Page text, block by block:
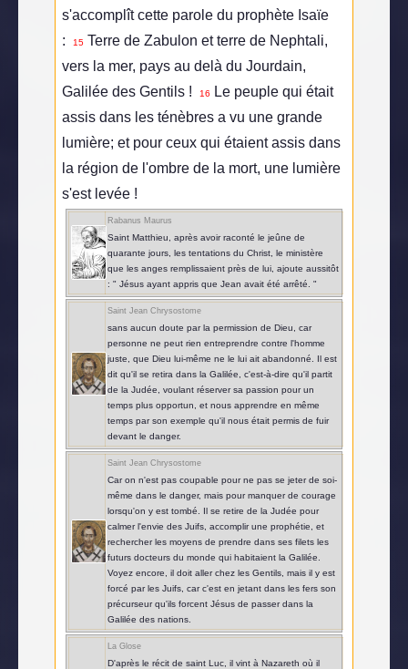
s'accomplît cette parole du prophète Isaïe
:
15 Terre de Zabulon et terre de Nephtali,
vers la mer, pays au delà du Jourdain,
Galilée des Gentils !
16
Le peuple qui était
assis dans les ténèbres a vu une grande
lumière; et pour ceux qui étaient assis dans
la région de l'ombre de la mort, une lumière
s'est levée !
Rabanus Maurus
Saint Matthieu, après avoir raconté le jeûne de
quarante jours, les tentations du Christ, le ministère
que les anges remplissaient près de lui, ajoute aussitôt
: " Jésus ayant appris que Jean avait été arrêté. "
Saint Jean Chrysostome
sans aucun doute par la permission de Dieu, car
personne ne peut rien entreprendre contre l'homme
juste, que Dieu lui-même ne le lui ait abandonné. Il est
dit qu'il se retira dans la Galilée, c'est-à-dire qu'il partit
de la Judée, voulant réserver sa passion pour un
temps plus opportun, et nous apprendre en même
temps par son exemple qu'il nous était permis de fuir
devant le danger.
Saint Jean Chrysostome
Car on n'est pas coupable pour ne pas se jeter de soi-
même dans le danger, mais pour manquer de courage
lorsqu'on y est tombé. Il se retire de la Judée pour
calmer l'envie des Juifs, accomplir une prophétie, et
rechercher les moyens de prendre dans ses filets les
futurs docteurs du monde qui habitaient la Galilée.
Voyez encore, il doit aller chez les Gentils, mais il y est
forcé par les Juifs, car c'est en jetant dans les fers son
précurseur qu'ils forcent Jésus de passer dans la
Galilée des nations.
La Glose
D'après le récit de saint Luc, il vint à Nazareth où il